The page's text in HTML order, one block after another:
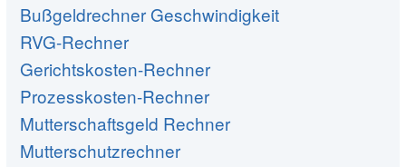
Bußgeldrechner Geschwindigkeit
RVG-Rechner
Gerichtskosten-Rechner
Prozesskosten-Rechner
Mutterschaftsgeld Rechner
Mutterschutzrechner